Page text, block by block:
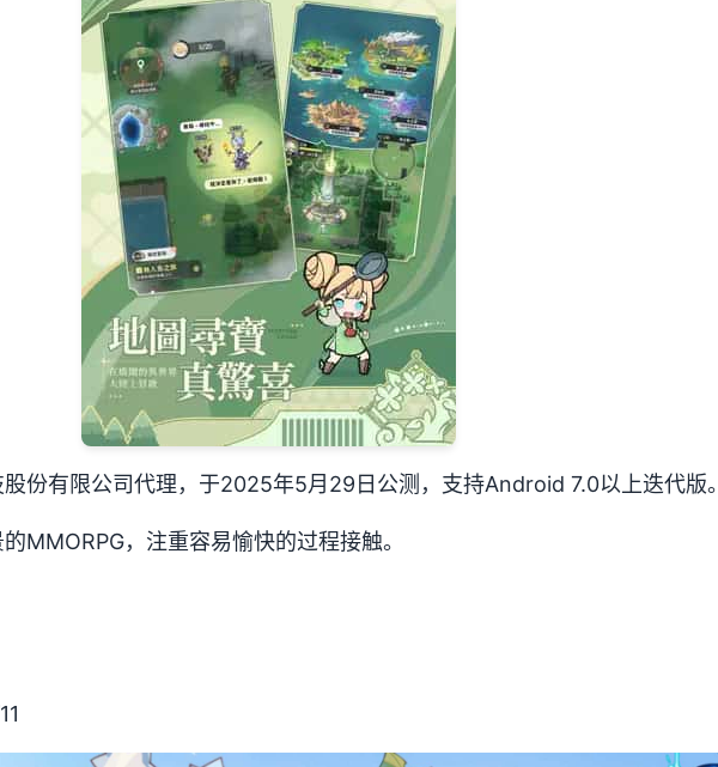
份有限公司代理，于2025年5月29日公测，支持Android 7.0以上迭代版。
MMORPG，注重容易愉快的过程接触。